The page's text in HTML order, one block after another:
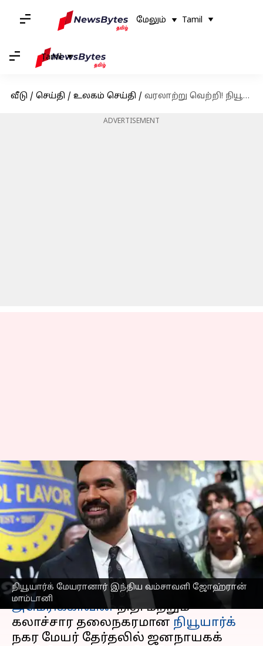
மேலும் Tamil
Tamil
வீடு / செய்தி / உலகம் செய்தி / வரலாற்று வெற்றி! நியூயார்க் மேயரானார் இந்திய வம்சாவளி ஜோஹ்ரான் மாம்டானி
ADVERTISEMENT
நியூயார்க் மேயரானார் இந்திய வம்சாவளி ஜோஹ்ரான்
மாம்டானி
வரலாற்று வெற்றி!
நியூயார்க் மேயரானார்
இந்திய வம்சாவளி
ஜோஹ்ரான் மாம்டானி
எழுதியவர் Venkatalakshmi V Nov 05, 2025 08:28 am
செய்தி முன்னோட்டம்
அமெரிக்காவின்நிதி மற்றும்
கலாச்சார தலைநகரமான நியூயார்க்
நகர மேயர் தேர்தலில் ஜனநாயகக்